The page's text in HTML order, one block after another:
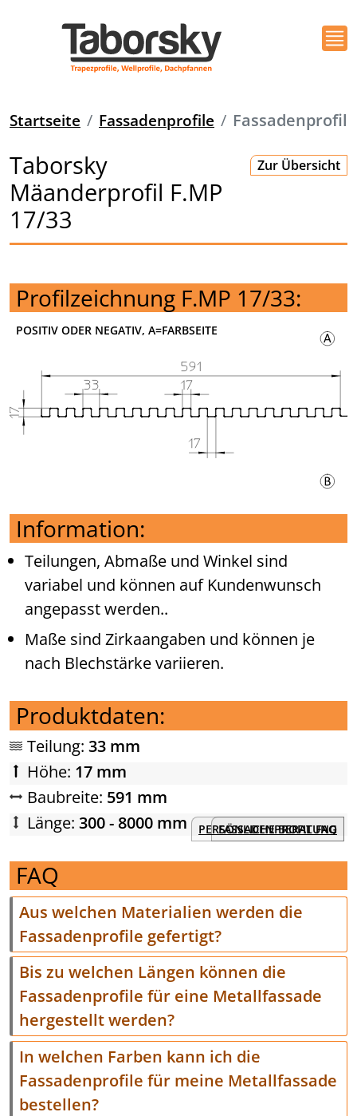
Startseite Fassadenprofile Fassadenprofil
Zur Übersicht
Taborsky
Mäanderprofil F.MP
17/33
Profilzeichnung F.MP 17/33:
POSITIV ODER NEGATIV, A=FARBSEITE
Information:
Teilungen, Abmaße und Winkel sind
variabel und können auf Kundenwunsch
angepasst werden..
Maße sind Zirkaangaben und können je
nach Blechstärke variieren.
Produktdaten:
Teilung:33 mm
Höhe: 17 mm
Baubreite: 591 mm
Länge:300 - 8000 mm FASSADENPROFIL FAQ
PERSÖNLICHE BERATUNG
FAQ
Aus welchen Materialien werden die
Fassadenprofile gefertigt?
Bis zu welchen Längen können die
Fassadenprofile für eine Metallfassade
hergestellt werden?
In welchen Farben kann ich die
Fassadenprofile für meine Metallfassade
bestellen?